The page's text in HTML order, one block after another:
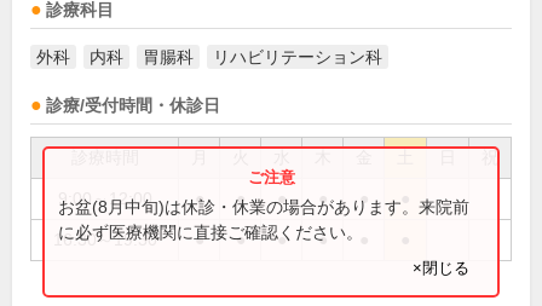
診療科目
外科 内科 胃腸科 リハビリテーション科
診療/受付時間・休診日
祝
9:00～12:00 ● ● ● ● ●
16:30～19:30 ● ● ● ●
お盆(8月中旬)は休診・休業の場合があります。来院前
に必ず医療機関に直接ご確認ください。
×閉じる